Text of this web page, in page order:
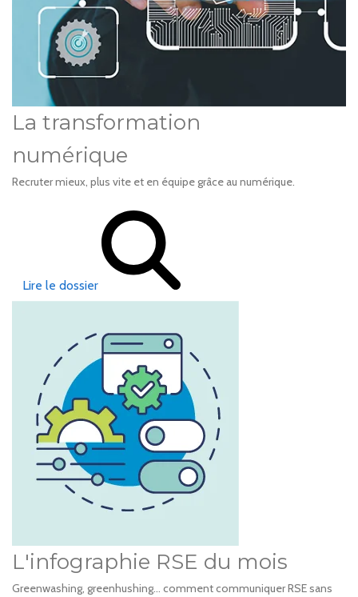
La transformation
numérique
Recruter mieux, plus vite et en équipe grâce au numérique.
Lire le dossier
L'infographie RSE du mois
Greenwashing, greenhushing… comment communiquer RSE sans